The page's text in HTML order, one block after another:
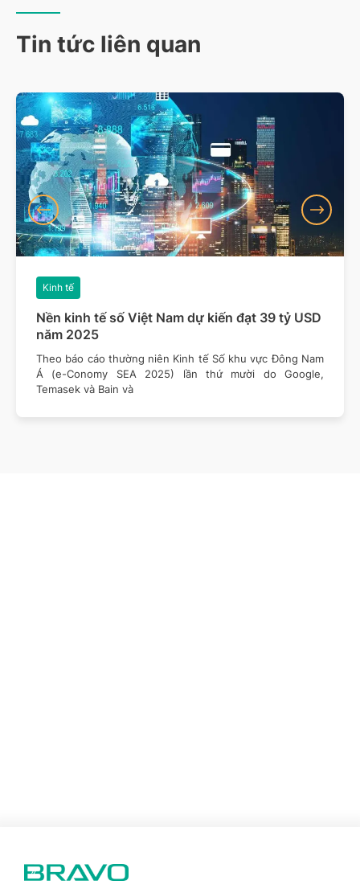
Tin tức liên quan
Nền kinh tế số Việt Nam dự kiến đạt 39 tỷ USD
năm 2025
Kinh tế
Theo báo cáo thường niên Kinh tế Số khu vực Đông Nam
Á (e-Conomy SEA 2025) lần thứ mười do Google,
Temasek và Bain và